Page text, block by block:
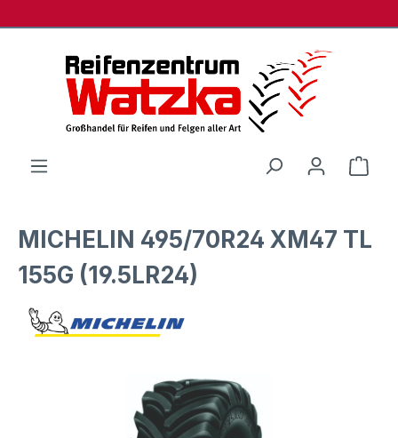
MICHELIN 495/70R24 XM47 TL
155G (19.5LR24)
Bildergalerie überspringen